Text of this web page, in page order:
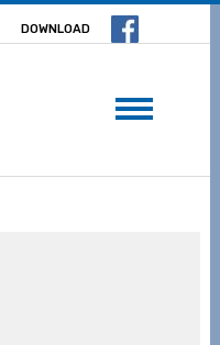
DOWNLOAD